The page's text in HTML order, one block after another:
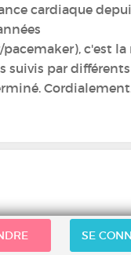
cardiaque
c'est la
suivis par
SE